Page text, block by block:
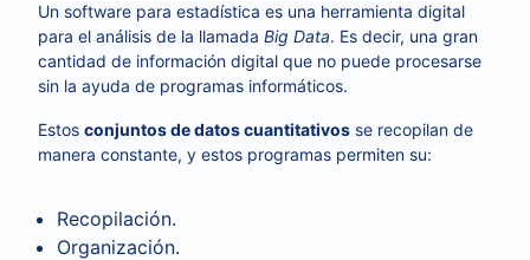
Un software para estadística es una herramienta digital
para el análisis de la llamada Big Data. Es decir, una gran
cantidad de información digital que no puede procesarse
sin la ayuda de programas informáticos.
Estos conjuntos de datos cuantitativos se recopilan de
manera constante, y estos programas permiten su:
Recopilación.
Organización.